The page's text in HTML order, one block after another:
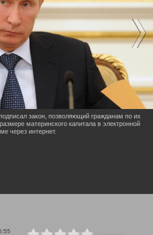
закон, позволяющий гражданам по их
материнского капитала в электронной
через интернет.